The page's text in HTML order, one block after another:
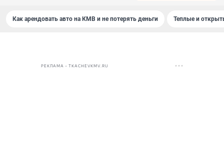
Как арендовать авто на КМВ и не потерять деньги Теплые и
РЕКЛАМА • TKACHEVKMV.RU